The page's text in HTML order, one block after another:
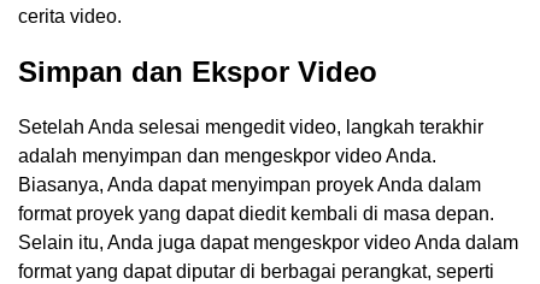
cerita video.
Simpan dan Ekspor Video
Setelah Anda selesai mengedit video, langkah terakhir
adalah menyimpan dan mengeskpor video Anda.
Biasanya, Anda dapat menyimpan proyek Anda dalam
format proyek yang dapat diedit kembali di masa depan.
Selain itu, Anda juga dapat mengeskpor video Anda dalam
format yang dapat diputar di berbagai perangkat, seperti